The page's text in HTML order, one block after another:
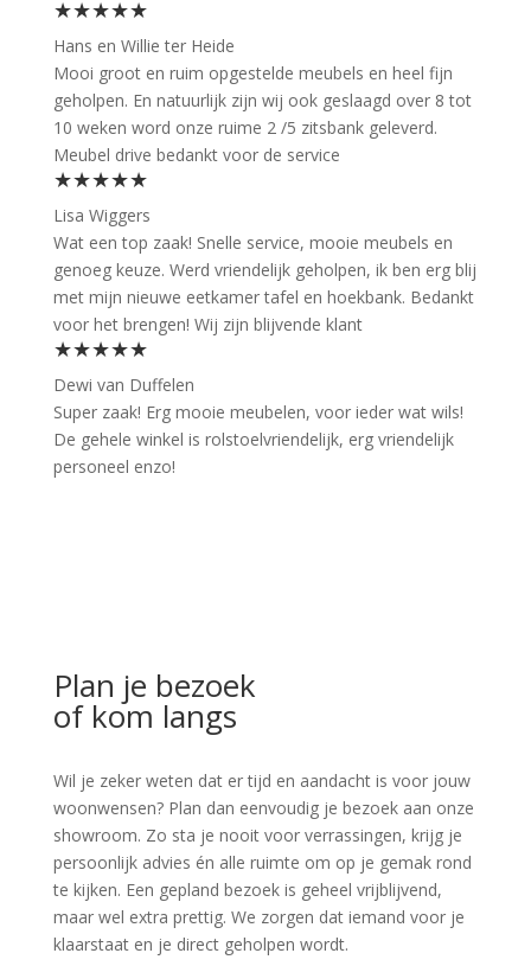
★★★★★
Hans en Willie ter Heide
Mooi groot en ruim opgestelde meubels en heel fijn
geholpen. En natuurlijk zijn wij ook geslaagd over 8 tot
10 weken word onze ruime 2 /5 zitsbank geleverd.
Meubel drive bedankt voor de service
★★★★★
Lisa Wiggers
Wat een top zaak! Snelle service, mooie meubels en
genoeg keuze. Werd vriendelijk geholpen, ik ben erg blij
met mijn nieuwe eetkamer tafel en hoekbank. Bedankt
voor het brengen! Wij zijn blijvende klant
★★★★★
Dewi van Duffelen
Super zaak! Erg mooie meubelen, voor ieder wat wils!
De gehele winkel is rolstoelvriendelijk, erg vriendelijk
personeel enzo!
Plan je bezoek
of kom langs
Wil je zeker weten dat er tijd en aandacht is voor jouw
woonwensen? Plan dan eenvoudig je bezoek aan onze
showroom. Zo sta je nooit voor verrassingen, krijg je
persoonlijk advies én alle ruimte om op je gemak rond
te kijken. Een gepland bezoek is geheel vrijblijvend,
maar wel extra prettig. We zorgen dat iemand voor je
klaarstaat en je direct geholpen wordt.